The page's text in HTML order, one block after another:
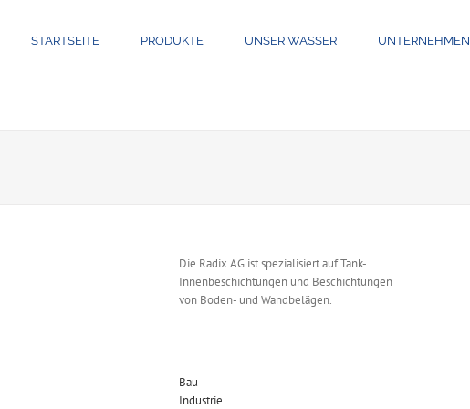
STARTSEITE PRODUKTE UNSER WASSER UNTERNEHMEN
Die Radix AG ist spezialisiert auf Tank-
Innenbeschichtungen und Beschichtungen
von Boden- und Wandbelägen.
Bau
Industrie